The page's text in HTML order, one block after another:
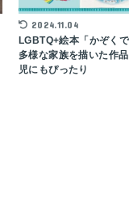
2024.11.04
LGBTQ+絵本「かぞくで
多様な家族を描いた作
児にもぴったり